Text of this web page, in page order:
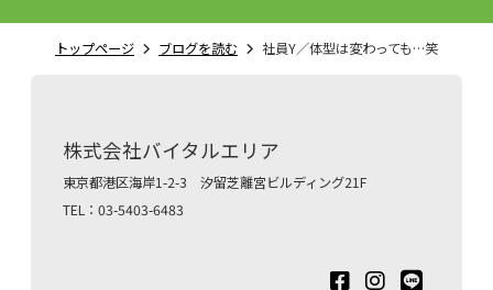
トップページ ブログを読む 社員Y／体型は変わっても…笑
株式会社バイタルエリア
東京都港区海岸1-2-3 汐留芝離宮ビルディング21F
TEL：03-5403-6483